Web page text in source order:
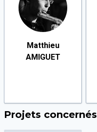
Matthieu
AMIGUET
Projets concernés